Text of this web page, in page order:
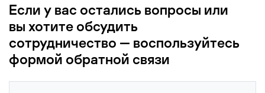
Если у вас остались вопросы или
вы хотите обсудить
сотрудничество — воспользуйтесь
формой обратной связи